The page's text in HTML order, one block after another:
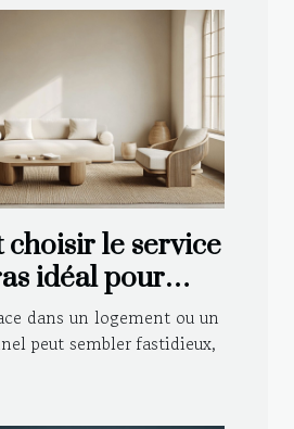
choisir le service
idéal pour
?
dans un logement ou un
peut sembler fastidieux,